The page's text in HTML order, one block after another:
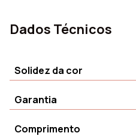
Dados Técnicos
Solidez da cor
Garantia
Comprimento